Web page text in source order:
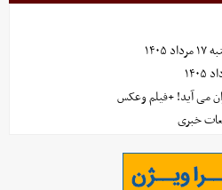
می آید! +فیلم وعکس
خبری